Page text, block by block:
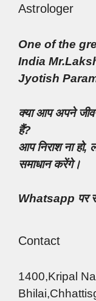
Astrologer
One of the
India
Jyotish
क्या आप अपने
हैं?
आप निराश ना हो,
समाधान करेंगे।
Whatsapp पर
Contact
1400,Kripal